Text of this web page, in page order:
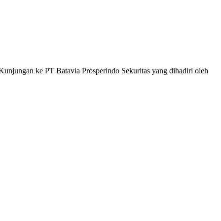
ke PT Batavia Prosperindo Sekuritas yang dihadiri oleh